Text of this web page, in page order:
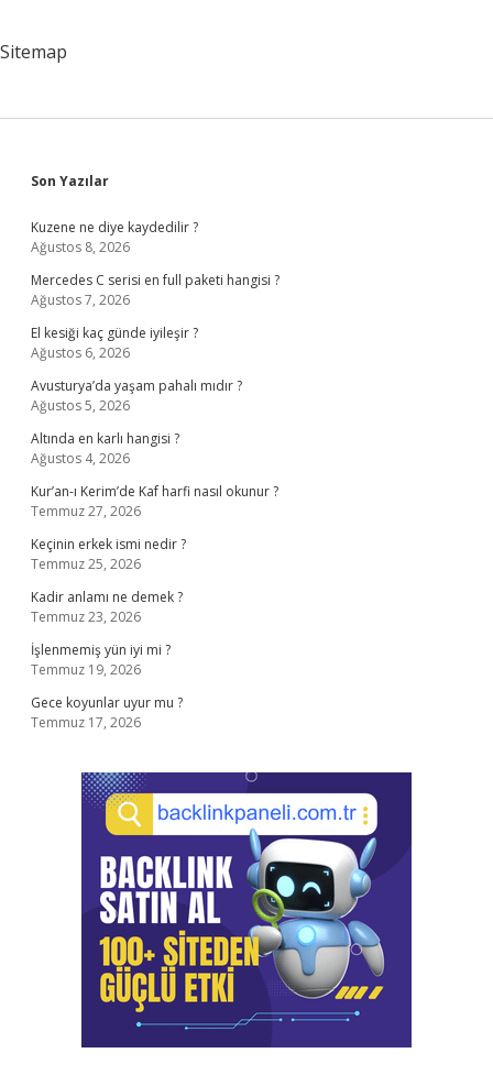
Sitemap
Sidebar
Son Yazılar
Kuzene ne diye kaydedilir ?
Ağustos 8, 2026
Mercedes C serisi en full paketi hangisi ?
Ağustos 7, 2026
El kesiği kaç günde iyileşir ?
Ağustos 6, 2026
Avusturya’da yaşam pahalı mıdır ?
Ağustos 5, 2026
Altında en karlı hangisi ?
Ağustos 4, 2026
Kur’an-ı Kerim’de Kaf harfi nasıl okunur ?
Temmuz 27, 2026
Keçinin erkek ismi nedir ?
Temmuz 25, 2026
Kadir anlamı ne demek ?
Temmuz 23, 2026
İşlenmemiş yün iyi mi ?
Temmuz 19, 2026
Gece koyunlar uyur mu ?
Temmuz 17, 2026